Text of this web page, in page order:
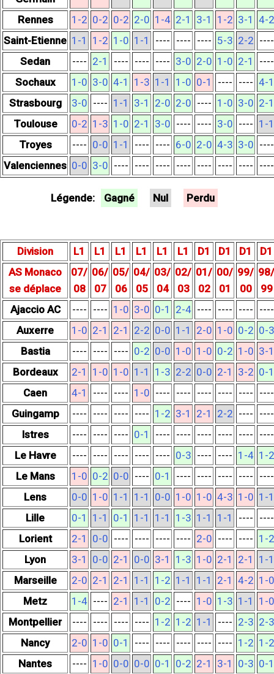
Rennes 1-2 0-2 0-2 2-0 1-4 2-1 3-1 1-2 3-1 4-2
Saint-Etienne 1-1 1-2 1-0 1-1 ---- ---- ---- 5-3 2-2 ----
Sedan
---- 2-1 ---- ---- ---- 3-0 2-0 1-0 2-1
----
Sochaux
1-0 3-0 4-1 1-3 1-1 1-0 0-1 ---- ---- 4-1
Strasbourg
3-0 ---- 1-1 3-1 2-0 2-0 ---- 1-0 3-0 2-1
Toulouse
0-2 1-3 1-0 2-1 3-0 ---- ---- 3-0 ---- 1-1
Troyes
---- 0-0 1-1 ---- ---- 6-0 2-0 4-3 3-0 ----
Valenciennes 0-0 3-0 ---- ---- ---- ---- ---- ---- ---- ----
Légende: Gagné Nul Perdu
Division L1 L1 L1 L1 L1 L1 D1 D1 D1
D1
AS Monaco
se déplace
07/
08
06/
07
05/
06
04/
05
03/
04
02/
03
01/
02
00/
01
99/
00
98/
99
Ajaccio AC
---- ---- 1-0 3-0 0-1 2-4 ---- ---- ---- ----
Auxerre
1-0 2-1 2-1 2-2 0-0 1-1 2-0 1-0 0-2 0-3
Bastia
---- ---- ---- 0-2 0-0 1-0 1-0 0-2 1-0 3-1
Bordeaux
2-1 1-0 1-0 1-1 1-3 2-2 0-0 2-1 3-2 0-1
Caen
4-1 ---- ---- 1-0 ---- ---- ---- ---- ---- ----
Guingamp
---- ---- ---- ---- 1-2 3-1 2-1 2-2 ---- ----
Istres
---- ---- ---- 0-1 ---- ---- ---- ---- ---- ----
Le Havre
---- ---- ---- ---- ---- 0-3 ---- ---- 1-4 1-2
Le Mans
1-0 0-2 0-0 ---- 0-1 ---- ---- ---- ---- ----
Lens
0-0 1-0 1-1 1-1 0-0 1-0 1-0 4-3 1-0 1-1
Lille
0-1 1-1 0-1 1-1 1-1 1-3 1-1 1-1 ---- ----
Lorient
2-1 0-0 ---- ---- ---- ---- 2-0 ---- ---- 1-2
Lyon
3-1 0-0 2-1 0-0 3-1 1-3 1-0 2-1 2-1
1-1
Marseille
2-0 2-1 2-1 1-1 1-2 1-1 1-1 2-1 4-2 1-0
Metz
1-4 ---- 2-1 1-1 0-2 ---- 1-0 1-3 1-1
1-0
Montpellier
---- ---- ---- ---- 1-2 1-2 1-1 ---- 2-3 2-3
Nancy
2-0 1-0 0-1 ---- ---- ---- ---- ---- 1-2 1-2
Nantes
---- 1-0 0-0 0-0 0-1 0-2 2-1 3-1 0-3 0-1